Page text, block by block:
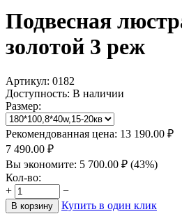
Подвесная
золотой 3 реж
Артикул: 0182
Доступность: В наличии
Размер:
Рекомендованная цена: 13 190.00 ₽
7 490.00 ₽
Вы экономите: 5 700.00 ₽ (43%)
Кол-во:
+
−
В корзину Купить в один клик